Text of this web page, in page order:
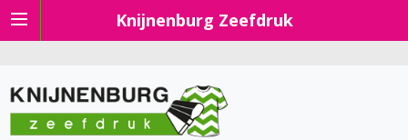
Knijnenburg Zeefdruk